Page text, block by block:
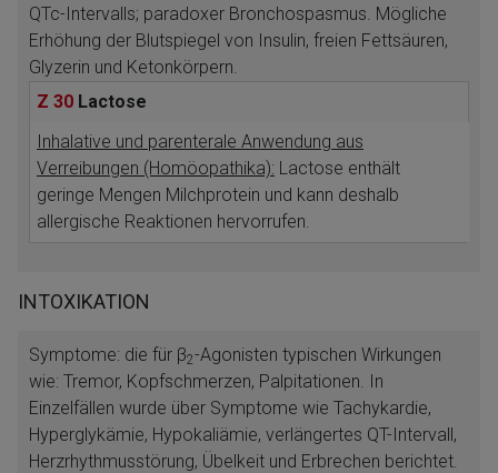
QTc-Intervalls; paradoxer Bronchospasmus. Mögliche
Erhöhung der Blutspiegel von Insulin, freien Fettsäuren,
Glyzerin und Ketonkörpern.
Z 30 Lactose
Inhalative und parenterale Anwendung aus
Verreibungen (Homöopathika): Lactose enthält
geringe Mengen Milchprotein und kann deshalb
allergische Reaktionen hervorrufen.
INTOXIKATION
Symptome: die für β2-Agonisten typischen Wirkungen
wie: Tremor, Kopfschmerzen, Palpitationen. In
Einzelfällen wurde über Symptome wie Tachykardie,
Hyperglykämie, Hypokaliämie, verlängertes QT-Intervall,
Herzrhythmusstörung, Übelkeit und Erbrechen berichtet.